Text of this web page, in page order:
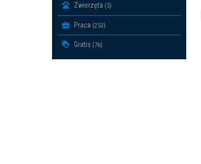
Zwierzęta (5)
Praca (253)
Gratis (76)